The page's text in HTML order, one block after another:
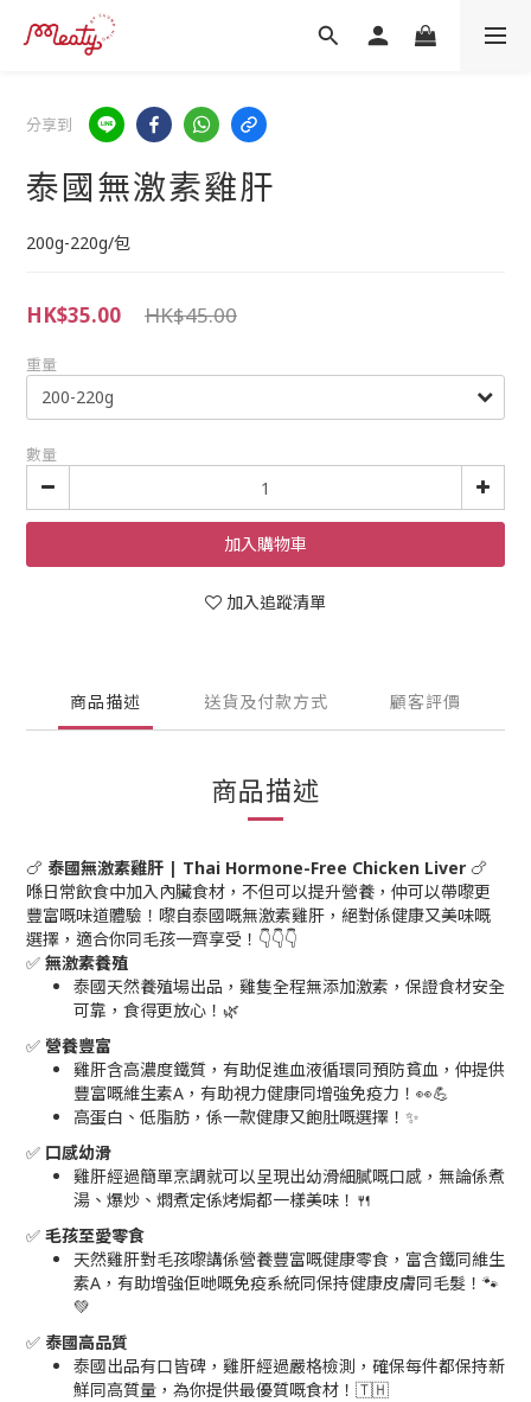
分享到
泰國無激素雞肝
200g-220g/包
HK$45.00
HK$35.00
重量
數量
加入購物車
加入追蹤清單
商品描述 送貨及付款方式 顧客評價
商品描述
🍗 泰國無激素雞肝 | Thai Hormone-Free Chicken Liver 🍗
喺日常飲食中加入內臟食材，不但可以提升營養，仲可以帶嚟更
豐富嘅味道體驗！嚟自泰國嘅無激素雞肝，絕對係健康又美味嘅
選擇，適合你同毛孩一齊享受！👇👇👇
✅ 無激素養殖
泰國天然養殖場出品，雞隻全程無添加激素，保證食材安全
可靠，食得更放心！🌿
✅ 營養豐富
雞肝含高濃度鐵質，有助促進血液循環同預防貧血，仲提供
豐富嘅維生素A，有助視力健康同增強免疫力！👀💪
高蛋白、低脂肪，係一款健康又飽肚嘅選擇！✨
✅ 口感幼滑
雞肝經過簡單烹調就可以呈現出幼滑細膩嘅口感，無論係煮
湯、爆炒、燜煮定係烤焗都一樣美味！🍴
✅ 毛孩至愛零食
天然雞肝對毛孩嚟講係營養豐富嘅健康零食，富含鐵同維生
素A，有助增強佢哋嘅免疫系統同保持健康皮膚同毛髮！🐾
💚
✅ 泰國高品質
泰國出品有口皆碑，雞肝經過嚴格檢測，確保每件都保持新
鮮同高質量，為你提供最優質嘅食材！🇹🇭